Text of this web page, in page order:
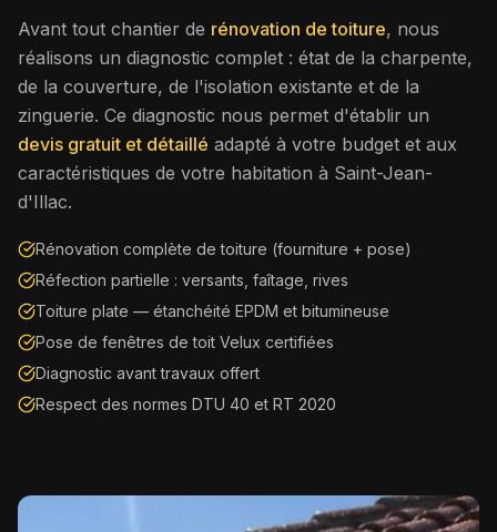
Avant tout chantier de rénovation de toiture, nous
réalisons un diagnostic complet : état de la charpente,
de la couverture, de l'isolation existante et de la
zinguerie. Ce diagnostic nous permet d'établir un
devis gratuit et détaillé adapté à votre budget et aux
caractéristiques de votre habitation à Saint-Jean-
d'Illac.
Rénovation complète de toiture (fourniture + pose)
Réfection partielle : versants, faîtage, rives
Toiture plate — étanchéité EPDM et bitumineuse
Pose de fenêtres de toit Velux certifiées
Diagnostic avant travaux offert
Respect des normes DTU 40 et RT 2020